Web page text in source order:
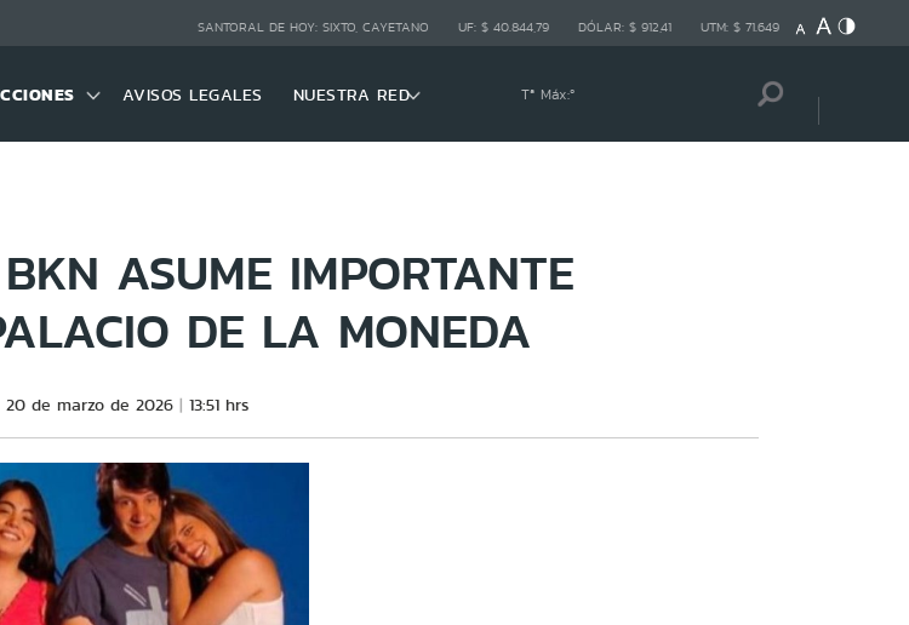
SANTORAL DE HOY: SIXTO, CAYETANO UF: $ 40.844,79 DÓLAR: $ 912,41 UTM: $ 71.649
AVISOS LEGALES NUESTRA RED Tª Máx:º
ASUME IMPORTANTE
DE LA MONEDA
20 de marzo de 2026 13:51 hrs